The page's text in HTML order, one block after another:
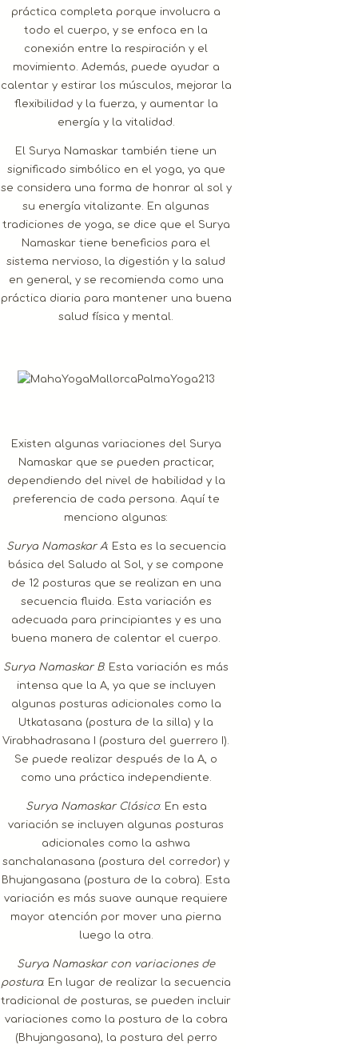
práctica completa porque involucra a
todo el cuerpo, y se enfoca en la
conexión entre la respiración y el
movimiento. Además, puede ayudar a
calentar y estirar los músculos, mejorar la
flexibilidad y la fuerza, y aumentar la
energía y la vitalidad.
El Surya Namaskar también tiene un
significado simbólico en el yoga, ya que
se considera una forma de honrar al sol y
su energía vitalizante. En algunas
tradiciones de yoga, se dice que el Surya
Namaskar tiene beneficios para el
sistema nervioso, la digestión y la salud
en general, y se recomienda como una
práctica diaria para mantener una buena
salud física y mental.
Existen algunas variaciones del Surya
Namaskar que se pueden practicar,
dependiendo del nivel de habilidad y la
preferencia de cada persona. Aquí te
menciono algunas:
Surya Namaskar A: Esta es la secuencia
básica del Saludo al Sol, y se compone
de 12 posturas que se realizan en una
secuencia fluida. Esta variación es
adecuada para principiantes y es una
buena manera de calentar el cuerpo.
Surya Namaskar B: Esta variación es más
intensa que la A, ya que se incluyen
algunas posturas adicionales como la
Utkatasana (postura de la silla) y la
Virabhadrasana I (postura del guerrero I).
Se puede realizar después de la A, o
como una práctica independiente.
Surya Namaskar Clásico: En esta
variación se incluyen algunas posturas
adicionales como la ashwa
sanchalanasana (postura del corredor) y
Bhujangasana (postura de la cobra). Esta
variación es más suave aunque requiere
mayor atención por mover una pierna
luego la otra.
Surya Namaskar con variaciones de
postura: En lugar de realizar la secuencia
tradicional de posturas, se pueden incluir
variaciones como la postura de la cobra
(Bhujangasana), la postura del perro